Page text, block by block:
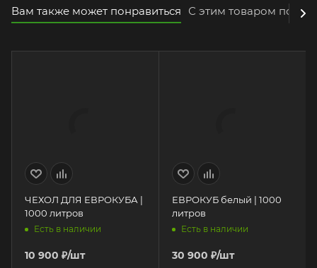
ЧЕХОЛ ДЛЯ ЕВРОКУБА |
1000 литров
Есть в наличии
ЕВРОКУБ белый | 1000
литров
Есть в наличии